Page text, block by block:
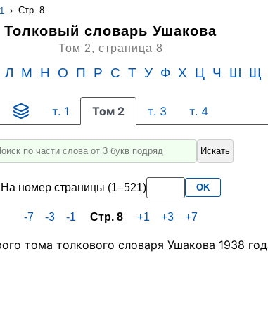
› Стр. 8
Толковый словарь Ушакова
Том 2, страница 8
Л М Н О П Р С Т У Ф Х Ц Ч Ш Щ
т. 1 Том 2 т. 3 т. 4
Введите
поиска
слово
его
Искать
На номер страницы (1–521) OK
-7 -3 -1 Стр. 8 +1 +3 +7